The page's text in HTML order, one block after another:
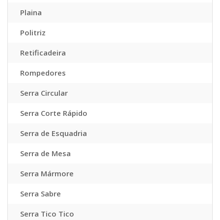
Plaina
Politriz
Retificadeira
Rompedores
Serra Circular
Serra Corte Rápido
Serra de Esquadria
Serra de Mesa
Serra Mármore
Serra Sabre
Serra Tico Tico